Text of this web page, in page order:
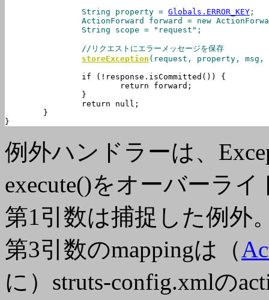
		String property =
Globals.ERROR_KEY ;
		ActionForward
forward
= new
storeException (request, property, msg,
}
例外ハンドラーは、
execute()をオーバーラ
第1引数は捕捉した例外
第3引数のmappingは（
に）struts-config.xmlの